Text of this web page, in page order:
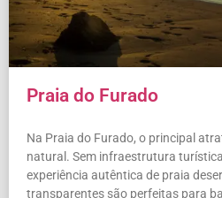
Praia do Furado
Na Praia do Furado, o principal
natural. Sem infraestrutura
experiência autêntica de praia
transparentes são perfeitas para